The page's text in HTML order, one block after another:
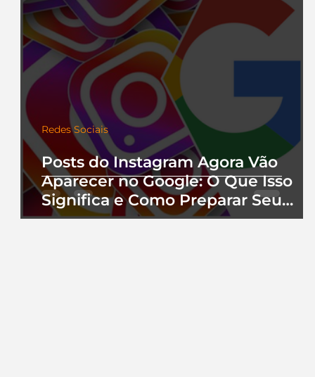
Posts do Instagram Agora Vão
Aparecer no Google: O Que Isso
Significa e Como Preparar Seu
Perfil
Redes Sociais